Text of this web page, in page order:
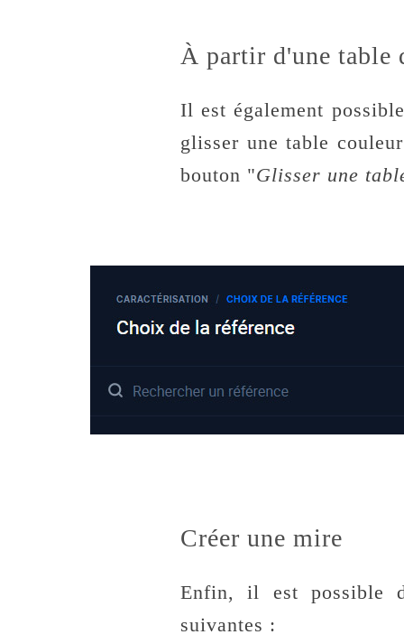
À partir d'une table
Il est également
glisser une table
bouton "Glisser une
Créer une mire
Enfin, il est possible
suivantes :